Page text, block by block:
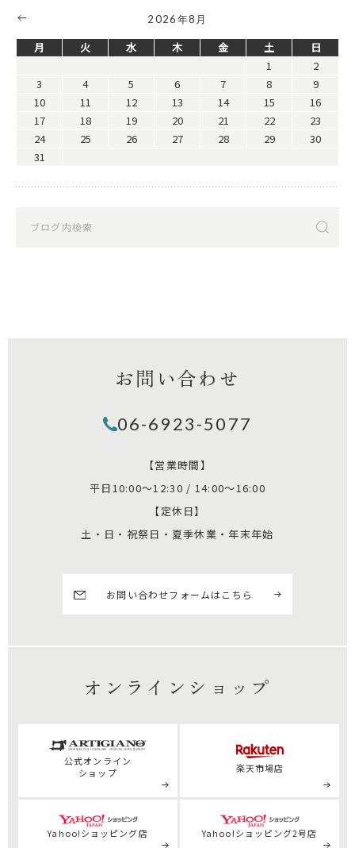
2026年8月
月 火 水 木 金 土
日
1
2
3
4 5 6 7 8
9
10
11 12 13 14 15
16
17
18 19 20 21 22
23
24
25 26 27 28 29
30
31
お問い合わせ
06-6923-5077
【営業時間】
平日10:00～12:30 / 14:00～16:00
【定休日】
土・日・祝祭日・夏季休業・年末年始
お問い合わせフォームはこちら
オンラインショップ
公式オンライン
ショップ
楽天市場店
Yahoo!ショッピング店 Yahoo!ショッピング2号店